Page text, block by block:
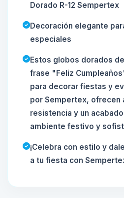
Dorado R-12 Sempertex
Decoración elegante
especiales
Estos globos dorados
frase "Feliz
para decorar fiestas y
por Sempertex, ofrecen
resistencia y un
ambiente festivo y
¡Celebra con estilo y
a tu fiesta con